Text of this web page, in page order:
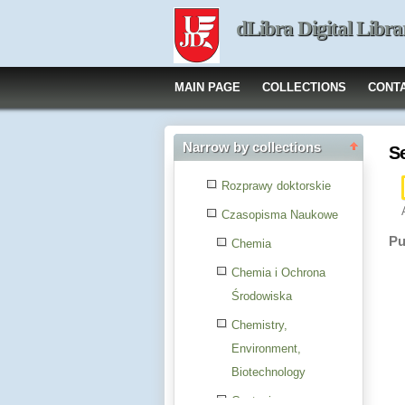
dLibra Digital
MAIN PAGE COLLECTIONS
Narrow by collections
Rozprawy doktorskie
Czasopisma Naukowe
Chemia
Chemia i Ochrona
Środowiska
Chemistry,
Environment,
Biotechnology
Czytanie